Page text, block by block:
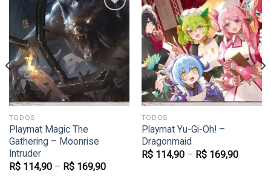
Favoritar
TODOS
Playmat Magic The
Gathering – Moonrise
Intruder
R$114,90– R$169,90
Favoritar
TODOS
Playmat Yu-Gi-Oh! –
Dragonmaid
R$114,90– R$169,90